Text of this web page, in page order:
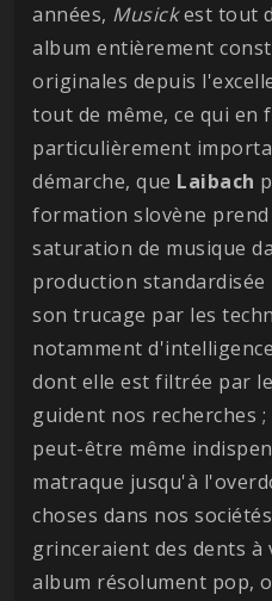
années, Musickest tout
album entièrement
originales depuis
tout de même, ce qui en
particulièrement
démarche, que Laibach
formation slovène
saturation de musique
production
son trucage par les
notamment
dont elle est filtrée par
guident nos recherches
peut-être même
matraque jusqu'à
choses dans nos
grinceraient des dents à
album résolument pop,